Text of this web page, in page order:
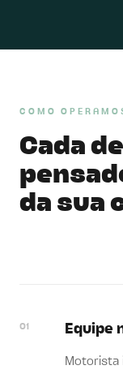
COMO
Cada
da sua
01 Equipe
Motorista